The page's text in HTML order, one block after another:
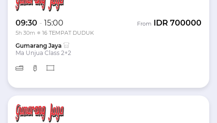
09:30 - 15:00
5h 30m 16 TEMPAT DUDUK
From IDR 700000
Gumarang Jaya
Ma Unjua Class 2+2